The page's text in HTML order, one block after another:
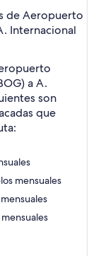
de Aeropuerto
Internacional
a A.
son
que
mensuales
mensuales